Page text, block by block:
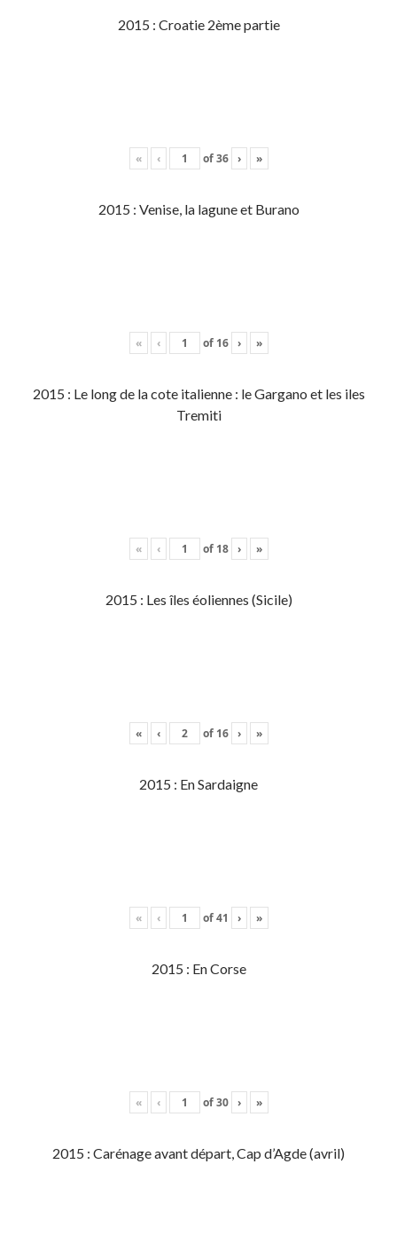
2015 : Croatie 2ème partie
« ‹ of36 › »
2015 : Venise, la lagune et Burano
« ‹ of 16 › »
2015 : Le long de la cote italienne : le Gargano et les iles
Tremiti
« ‹ of 18 › »
2015 : Les îles éoliennes (Sicile)
« ‹ of 16 › »
2015 : En Sardaigne
« ‹ of41 › »
2015 : En Corse
« ‹ of30 › »
2015 : Carénage avant départ, Cap d’Agde (avril)